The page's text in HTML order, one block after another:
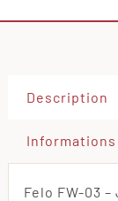
Description
Felo FW-03 –